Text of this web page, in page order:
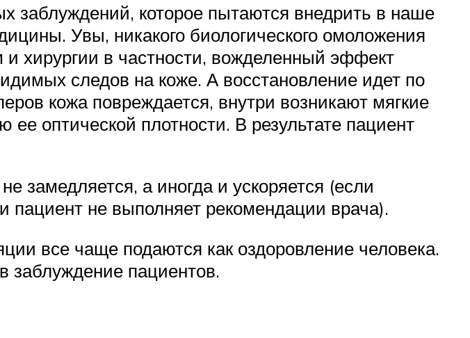
которое пытаются внедрить в наше
Увы, никакого биологического омоложения
хирургии в частности, вожделенный эффект
следов на коже. А восстановление идет по
кожа повреждается, внутри возникают мягкие
оптической плотности. В результате пациент
замедляется, а иногда и ускоряется (если
пациент не выполняет рекомендации врача).
все чаще подаются как оздоровление человека.
заблуждение пациентов.